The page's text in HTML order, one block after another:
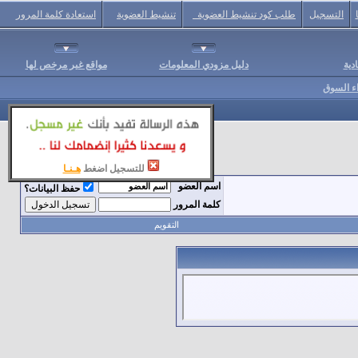
للتسجيل اضغط هـنـا
التسجيل طلب كود تنشيط العضوية تنشيط العضوية استعادة كلمة المرور
دليل مزودي المعلومات مواقع غير مرخص لها
السوق
اسم العضو
حفظ البيانات؟
كلمة المرور
التقويم